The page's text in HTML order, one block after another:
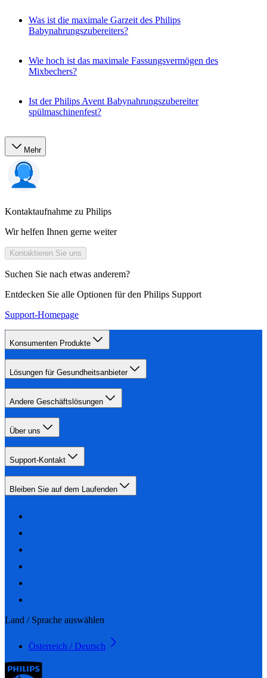
Was ist die maximale Garzeit des Philips
Babynahrungszubereiters?
Wie hoch ist das maximale Fassungsvermögen des
Mixbechers?
Ist der Philips Avent Babynahrungszubereiter
spülmaschinenfest?
Mehr
Kontaktaufnahme zu Philips
Wir helfen Ihnen gerne weiter
Kontaktieren Sie uns
Suchen Sie nach etwas anderem?
Entdecken Sie alle Optionen für den Philips Support
Support-Homepage
Konsumenten Produkte
Lösungen für Gesundheitsanbieter
Andere Geschäftslösungen
Über uns
Support-Kontakt
Bleiben Sie auf dem Laufenden
Land / Sprache auswählen
Österreich / Deutsch